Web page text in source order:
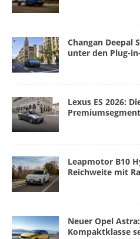
Changan Deepal
unter den Plug-
Lexus ES 2026:
Premiumsegment
Leapmotor B10
Reichweite mit
Neuer Opel
Kompaktklasse